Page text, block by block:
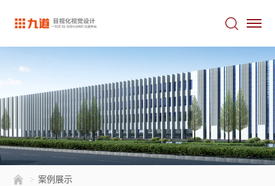
> 案例展示